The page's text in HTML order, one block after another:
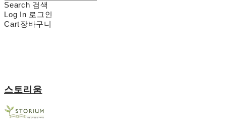
Search 검색
Log In 로그인
Cart장바구니
스토리움